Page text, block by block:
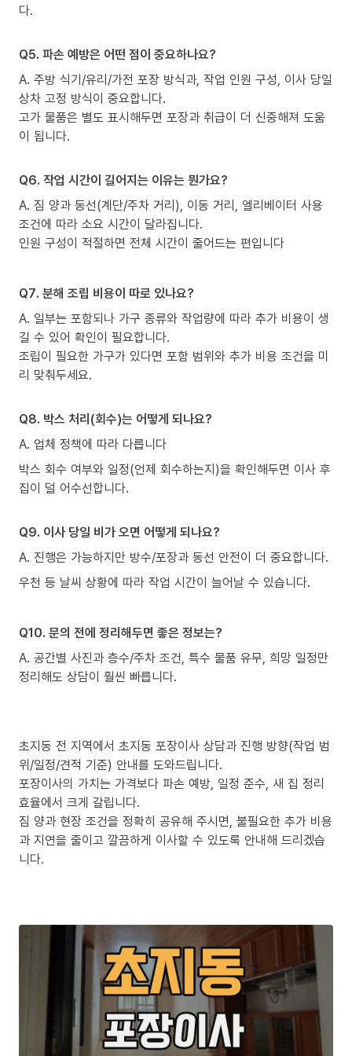
다.
Q5. 파손 예방은 어떤 점이 중요하나요?
A. 주방 식기/유리/가전 포장 방식과, 작업 인원 구성, 이사 당일
상차 고정 방식이 중요합니다.
고가 물품은 별도 표시해두면 포장과 취급이 더 신중해져 도움
이 됩니다.
Q6. 작업 시간이 길어지는 이유는 뭔가요?
A. 짐 양과 동선(계단/주차 거리), 이동 거리, 엘리베이터 사용
조건에 따라 소요 시간이 달라집니다.
인원 구성이 적절하면 전체 시간이 줄어드는 편입니다
Q7. 분해 조립 비용이 따로 있나요?
A. 일부는 포함되나 가구 종류와 작업량에 따라 추가 비용이 생
길 수 있어 확인이 필요합니다.
조립이 필요한 가구가 있다면 포함 범위와 추가 비용 조건을 미
리 맞춰두세요.
Q8. 박스 처리(회수)는 어떻게 되나요?
A. 업체 정책에 따라 다릅니다
박스 회수 여부와 일정(언제 회수하는지)을 확인해두면 이사 후
집이 덜 어수선합니다.
Q9. 이사 당일 비가 오면 어떻게 되나요?
A. 진행은 가능하지만 방수/포장과 동선 안전이 더 중요합니다.
우천 등 날씨 상황에 따라 작업 시간이 늘어날 수 있습니다.
Q10. 문의 전에 정리해두면 좋은 정보는?
A. 공간별 사진과 층수/주차 조건, 특수 물품 유무, 희망 일정만
정리해도 상담이 훨씬 빠릅니다.
초지동 전 지역에서 초지동 포장이사 상담과 진행 방향(작업 범
위/일정/견적 기준) 안내를 도와드립니다.
포장이사의 가치는 가격보다 파손 예방, 일정 준수, 새 집 정리
효율에서 크게 갈립니다.
짐 양과 현장 조건을 정확히 공유해 주시면, 불필요한 추가 비용
과 지연을 줄이고 깔끔하게 이사할 수 있도록 안내해 드리겠습
니다.